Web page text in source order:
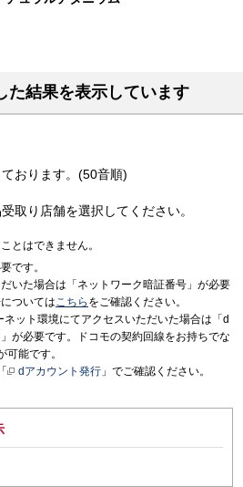
た結果を表示しています
おります。(50音順)
取り店舗を選択してください。
とはできません。
です。
いた場合は「ネットワーク暗証番号」が必要
ついてはこちら をご確認ください。
ット環境にてアクセスいただいた場合は「d
が必要です。ドコモの契約回線をお持ちでな
能です。
dアカウント発行 」でご確認ください。